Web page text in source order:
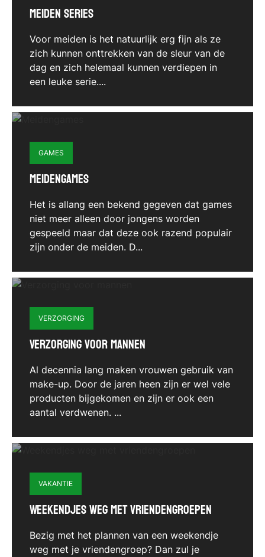
Meiden series
Voor meiden is het natuurlijk erg fijn als ze
zich kunnen onttrekken van de sleur van de
dag en zich helemaal kunnen verdiepen in
een leuke serie....
GAMES
Meidengames
Het is allang een bekend gegeven dat games
niet meer alleen door jongens worden
gespeeld maar dat deze ook razend populair
zijn onder de meiden. D...
VERZORGING
Verzorging voor mannen
Al decennia lang maken vrouwen gebruik van
make-up. Door de jaren heen zijn er wel vele
producten bijgekomen en zijn er ook een
aantal verdwenen. ...
VAKANTIE
Weekendjes weg met vriendengroepen
Bezig met het plannen van een weekendje
weg met je vriendengroep? Dan zul je